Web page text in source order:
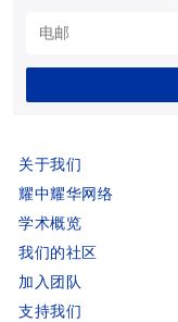
关于我们
耀中耀华网络
学术概览
我们的社区
加入团队
支持我们